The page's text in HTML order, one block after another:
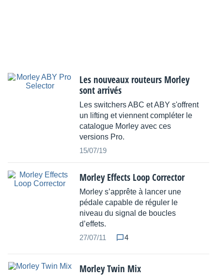
Les nouveaux routeurs Morley
sont arrivés
Les switchers ABC et ABY s'offrent
un lifting et viennent compléter le
catalogue Morley avec ces
versions Pro.
15/07/19
Morley Effects Loop Corrector
Morley s’apprête à lancer une
pédale capable de réguler le
niveau du signal de boucles
d’effets.
27/07/11
4
Morley Twin Mix